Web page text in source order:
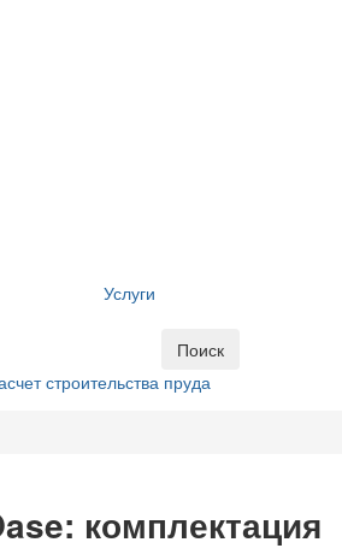
Услуги
Поиск
строительства пруда
комплектация